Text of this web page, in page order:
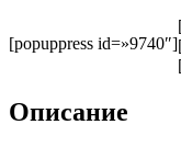
[popuppress id=»9740″]
Описание